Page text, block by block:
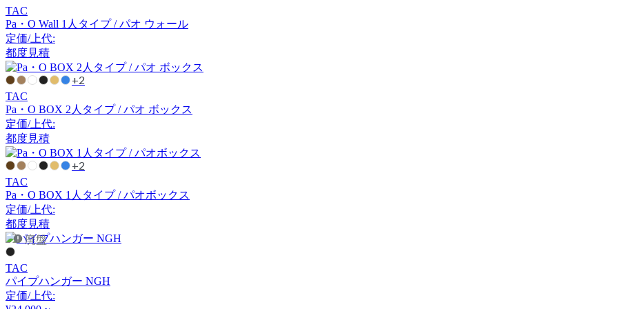
Astep
AZUMAYA
アズマヤ
B-LINE
ビーライン
B.C. SAN MICHELE
TAC
Pa・O Wall 1人タイプ / パオ ウォール
定価/上代:
都度見積
+2
TAC
Pa・O BOX 2人タイプ / パオ ボックス
定価/上代:
都度見積
+2
TAC
Pa・O BOX 1人タイプ / パオボックス
定価/上代:
都度見積
廃盤
TAC
パイプハンガー NGH
定価/上代: